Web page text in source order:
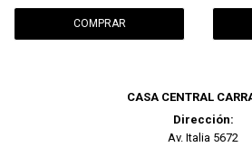
CASA CENTRAL
Dirección:
Av. Italia 5672